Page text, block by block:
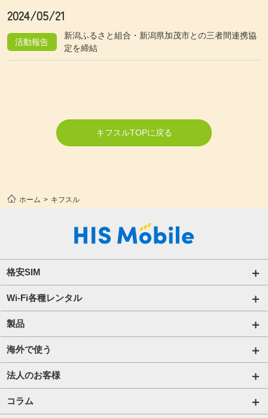
2024/05/21
活動報告
新潟ふるさと組合・新潟県加茂市との三者間連携協
定を締結
キフスルTOPに戻る
ホーム キフスル
格安SIM
国内通信SIM一覧
自由自在2.0プラン
ビタッ！プラン
販売終了したプラン
Wi-Fi各種レンタル
法人のお客様トップページ
海外短期レンタル HIS Wi-Fi
国内外長期レンタル HIS Wi-Fi PLUS+
携帯レンタル
製品
オンラインショップ
HIS Mobileケア
海外で使う
海外通信一覧
海外短期レンタル HIS Wi-Fi
法人のお客様
サービス一覧【法人】
コラム